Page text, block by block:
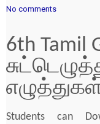
No comments
6th Tamil
Students can